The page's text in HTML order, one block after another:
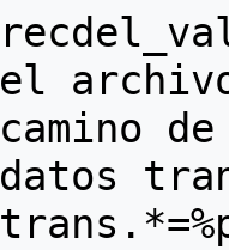
el
camino
datos